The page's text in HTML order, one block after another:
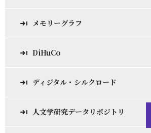
メモリーグラフ
DiHuCo
ディジタル・シルクロード
人文学研究データリポジトリ